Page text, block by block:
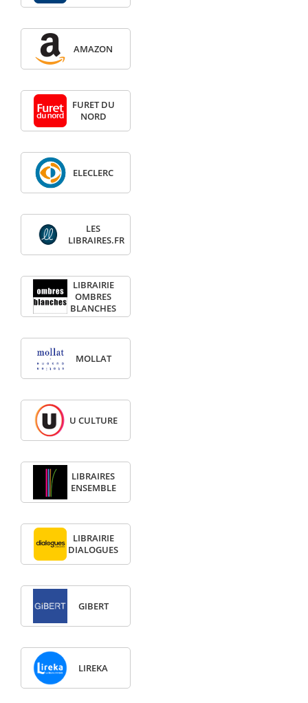
AMAZON
FURET DU
NORD
ELECLERC
LES
LIBRAIRES.FR
LIBRAIRIE
OMBRES
BLANCHES
MOLLAT
U CULTURE
LIBRAIRES
ENSEMBLE
LIBRAIRIE
DIALOGUES
GIBERT
LIREKA